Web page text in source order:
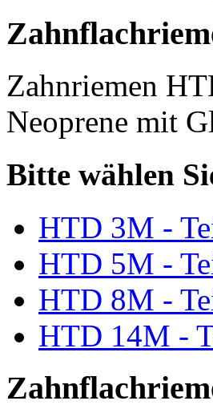
Zahnriemen
Neoprene mit
Bitte wählen
HTD 3M -
HTD 5M -
HTD 8M -
HTD 14M -